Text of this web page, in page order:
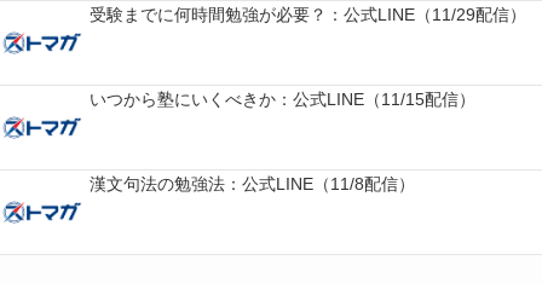
受験までに何時間勉強が必要？：公式LINE（11/29配信）
いつから塾にいくべきか：公式LINE（11/15配信）
漢文句法の勉強法：公式LINE（11/8配信）